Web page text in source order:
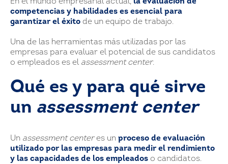
competencias y habilidades es esencial para
garantizar el éxito de un equipo de trabajo.
Una de las herramientas más utilizadas por las
empresas para evaluar el potencial de sus candidatos
o empleados es el assessment center.
Qué es y para qué sirve
un assessment center
Un assessment centeres un proceso de evaluación
utilizado por las empresas para medir el rendimiento
y las capacidades de los empleados o candidatos.